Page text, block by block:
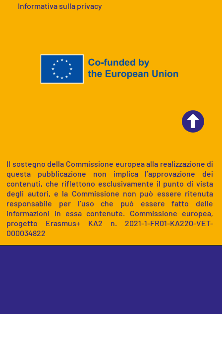
Informativa sulla privacy
Il sostegno della Commissione europea alla realizzazione di
questa pubblicazione non implica l’approvazione dei
contenuti, che riflettono esclusivamente il punto di vista
degli autori, e la Commissione non può essere ritenuta
responsabile per l’uso che può essere fatto delle
informazioni in essa contenute. Commissione europea,
progetto Erasmus+ KA2 n. 2021-1-FR01-KA220-VET-
000034822